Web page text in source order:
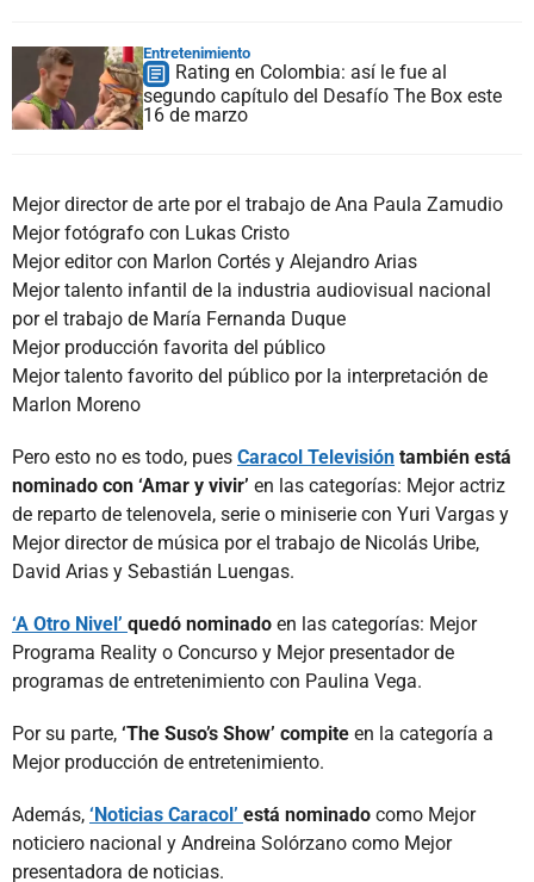
Entretenimiento
Rating en Colombia: así le fue al
segundo capítulo del Desafío The Box este
16 de marzo
Mejor director de arte por el trabajo de Ana Paula Zamudio
Mejor fotógrafo con Lukas Cristo
Mejor editor con Marlon Cortés y Alejandro Arias
Mejor talento infantil de la industria audiovisual nacional
por el trabajo de María Fernanda Duque
Mejor producción favorita del público
Mejor talento favorito del público por la interpretación de
Marlon Moreno
Pero esto no es todo, pues Caracol Televisión también está
nominado con ‘Amar y vivir’ en las categorías: Mejor actriz
de reparto de telenovela, serie o miniserie con Yuri Vargas y
Mejor director de música por el trabajo de Nicolás Uribe,
David Arias y Sebastián Luengas.
‘A Otro Nivel’ quedó nominado en las categorías: Mejor
Programa Reality o Concurso y Mejor presentador de
programas de entretenimiento con Paulina Vega.
Por su parte, ‘The Suso’s Show’ compite en la categoría a
Mejor producción de entretenimiento.
Además, ‘Noticias Caracol’ está nominado como Mejor
noticiero nacional y Andreina Solórzano como Mejor
presentadora de noticias.